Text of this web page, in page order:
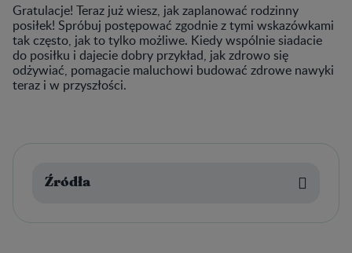
Gratulacje! Teraz już wiesz, jak zaplanować rodzinny
posiłek! Spróbuj postępować zgodnie z tymi wskazówkami
tak często, jak to tylko możliwe. Kiedy wspólnie siadacie
do posiłku i dajecie dobry przykład, jak zdrowo się
odżywiać, pomagacie maluchowi budować zdrowe nawyki
teraz i w przyszłości.
Źródła